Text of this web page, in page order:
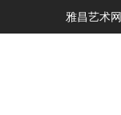
雅昌艺术网